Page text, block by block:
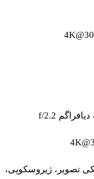
تصویر، ژیروسکوپی،